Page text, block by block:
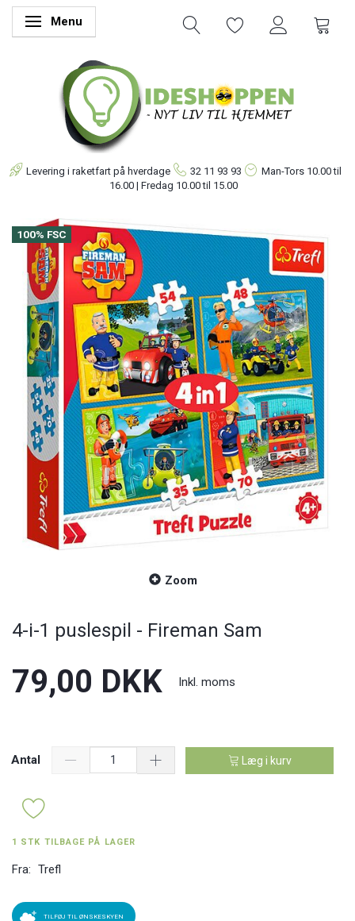
Skifte navigation
Menu
Levering i raketfart på hverdage 32 11 93 93 Man-Tors 10.00 til
16.00 | Fredag 10.00 til 15.00
100% FSC
Zoom
4-i-1 puslespil - Fireman Sam
79,00 DKK Inkl. moms
Antal Læg i kurv
1 STK TILBAGE PÅ LAGER
Fra: Trefl
TILFØJ TIL ØNSKESKYEN